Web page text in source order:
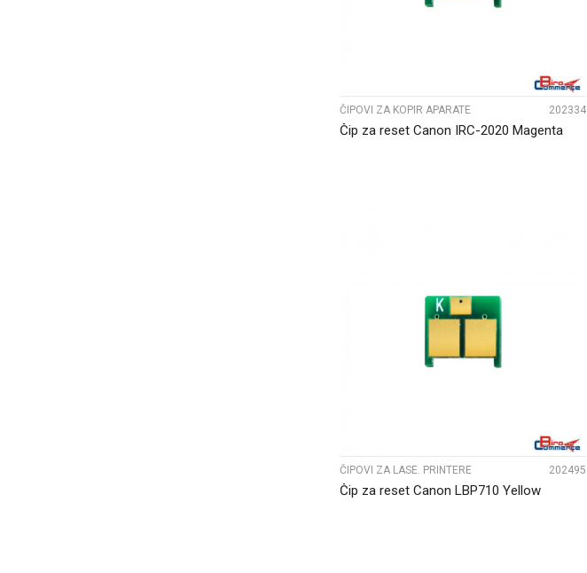
ČIPOVI ZA KOPIR APARATE 202334
Čip za reset Canon IRC-2020 Magenta
ČIPOVI ZA LASE. PRINTERE 202495
Čip za reset Canon LBP710 Yellow